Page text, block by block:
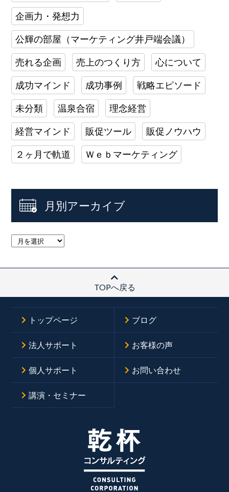
企画力・発想力
公輝の部屋（マーケティング井戸端会議）
売れる企画 売上のつくり方 心について
成功マインド 成功事例 戦略エピソード
未分類 温泉合宿 理念経営
経営マインド 販促ツール 販促ノウハウ
２ヶ月で軌道 Ｗｅｂマーケティング
月別アーカイブ
TOPへ戻る
トップページ
法人サポート
個人サポート
講演・セミナー
ブログ
お客様の声
お問い合わせ